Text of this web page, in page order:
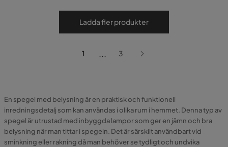
Ladda fler produkter
1 ... 3
En spegel med belysning är en praktisk och funktionell
inredningsdetalj som kan användas i olika rum i hemmet. Denna typ av
spegel är utrustad med inbyggda lampor som ger en jämn och bra
belysning när man tittar i spegeln. Det är särskilt användbart vid
sminkning eller rakning då man behöver se tydligt och undvika